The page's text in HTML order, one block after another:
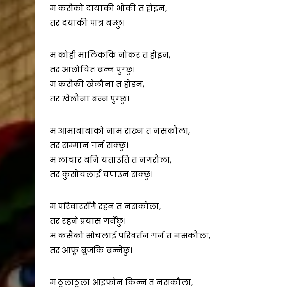
म कसैको दायाकी भोकी त होइन,
तर दयाकी पात्र बन्छु।
म कोही मालिककि नोकर त होइन,
तर आलोचित बन्न पुग्छु।
म कसैकी खेलौना त होइन,
तर खेलौना बन्न पुग्छु।
म आमाबाबाको नाम राख्न त नसकौला,
तर सम्मान गर्न सक्छु।
म लाचार बनि यताउति त नगरौला,
तर कुसोचलाई चपाउन सक्छु।
म परिवारसँगै रहन त नसकौला,
तर रहने प्रयास गर्नेछु।
म कसैको सोचलाई परिवर्तन गर्न त नसकौला,
तर आफू बुजकि बन्नेछु।
म ठूलाठूला आइफोन किन्न त नसकौला,